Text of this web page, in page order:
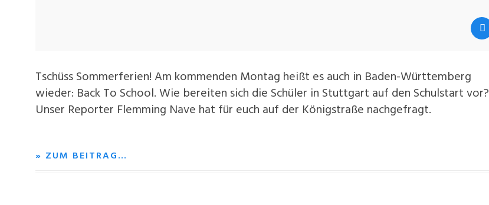
Tschüss Sommerferien! Am kommenden Montag heißt es auch in Baden-Württemberg
wieder: Back To School. Wie bereiten sich die Schüler in Stuttgart auf den Schulstart vor?
Unser Reporter Flemming Nave hat für euch auf der Königstraße nachgefragt.
» ZUM BEITRAG…